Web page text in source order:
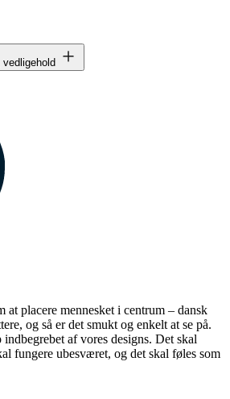
vedligehold
at placere mennesket i centrum – dansk
og så er det smukt og enkelt at se på.
af vores designs. Det skal
fungere ubesværet, og det skal føles som